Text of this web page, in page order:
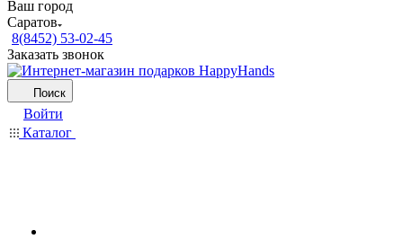
Ваш город
Саратов
8(8452) 53-02-45
Заказать звонок
Поиск
Войти
Каталог